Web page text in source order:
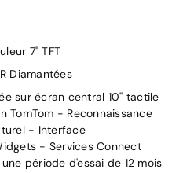
7" TFT
Diamantées
sur écran central 10'' tactile
TomTom - Reconnaissance
- Interface
- Services Connect
période d'essai de 12 mois